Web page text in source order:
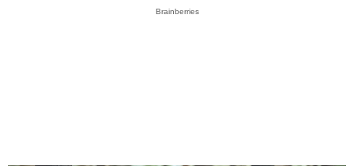
Brainberries